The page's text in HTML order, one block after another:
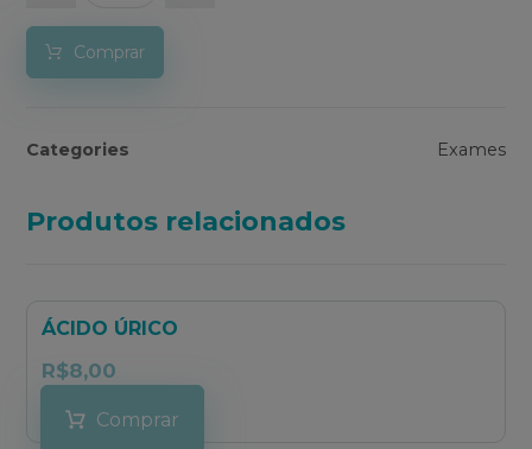
Comprar
Categories Exames
Produtos relacionados
ÁCIDO ÚRICO
R$8,00
Comprar